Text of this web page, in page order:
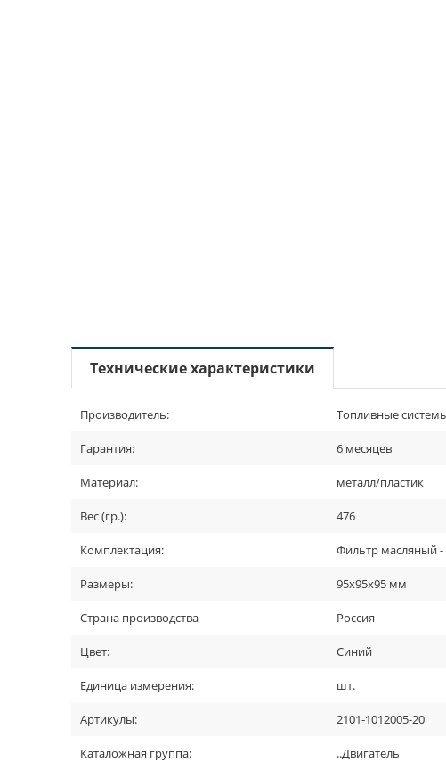
Технические характеристики
Производитель: Топливные
Гарантия: 6 месяцев
Материал: металл/пластик
Вес (гр.): 476
Комплектация: Фильтр масляный
Размеры: 95x95x95 мм
Страна производства Россия
Цвет: Синий
Единица измерения: шт.
Артикулы: 2101-1012005-20
Каталожная группа: ..Двигатель